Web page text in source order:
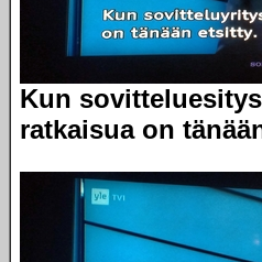
Kun
ratkaisua on